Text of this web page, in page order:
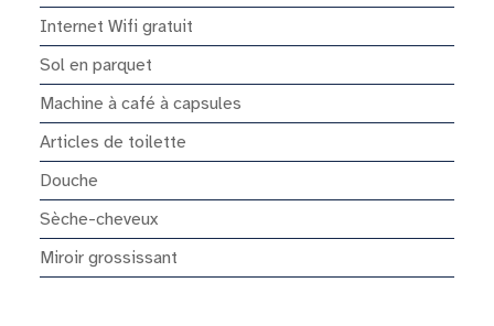
Internet Wifi gratuit
Sol en parquet
Machine à café à capsules
Articles de toilette
Douche
Sèche-cheveux
Miroir grossissant